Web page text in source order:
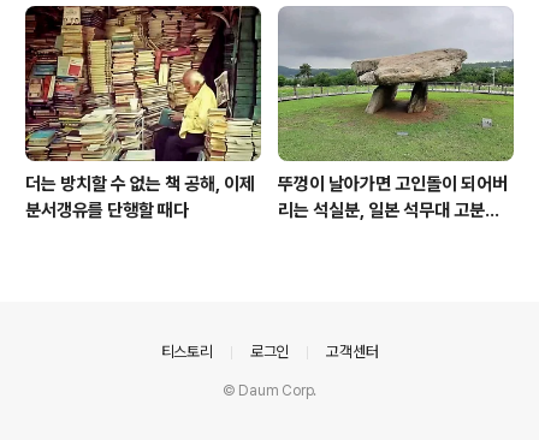
더는 방치할 수 없는 책 공해, 이제
분서갱유를 단행할 때다
뚜껑이 날아가면 고인돌이 되어버
리는 석실분, 일본 석무대 고분의
티스토리 로그인 고객센터
© Daum Corp.